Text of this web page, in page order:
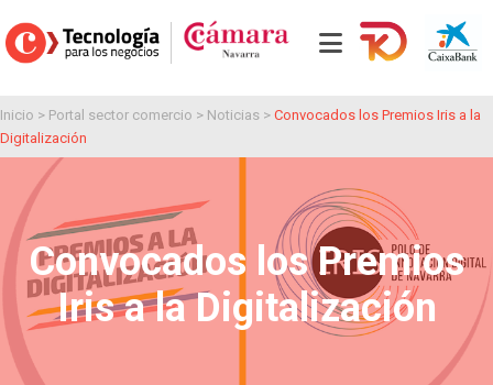
Inicio > Portal sector comercio > Noticias > Convocados los Premios Iris a la
Digitalización
Convocados los Premios
Iris a la Digitalización